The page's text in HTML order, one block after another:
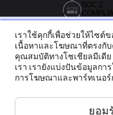
SOC 2
กว่า 20,000 รีวิวจ
เราใช้คุกกี้เพื่อช่วยให้ไซต์
เนื้อหาและโฆษณาที่ตรงกั
คุณสมบัติทางโซเชียลมีเดีย
เรา เรายังแบ่งปันข้อมูลกา
การโฆษณาและพาร์ทเนอร์
ยอม